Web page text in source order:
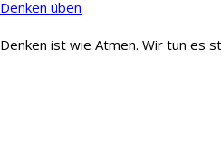
Denken üben
Denken ist wie Atmen. Wir tun es